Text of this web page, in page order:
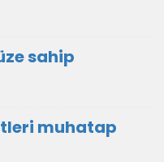
sahip
muhatap